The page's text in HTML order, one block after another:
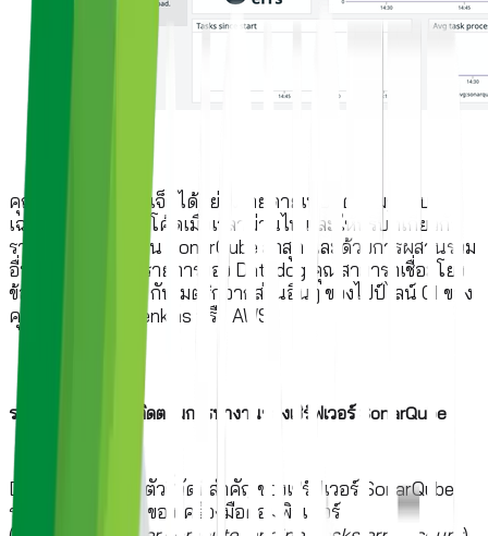
คุณสามารถเพิ่มวิดเจ็ตได้อย่างง่ายดายเพื่อติดตามรูปแบบ
เฉพาะของกิจกรรมโค้ดเมื่อเวลาผ่านไป และให้บริบทเกี่ยวกับ
รายงานเครื่องสแกน SonarQube ล่าสุด และด้วยการผสานรวม
อื่นๆ อีกกว่า 600 รายการของ Datadog คุณสามารถเชื่อมโยง
ข้อมูล SonarQube กับเมตริกจากส่วนอื่นๆ ของไปป์ไลน์ CI ของ
คุณ เช่น บริการ Jenkins หรือ AWS
รวบรวมบันทึกเพื่อติดตามการทำงานของเซิร์ฟเวอร์ SonarQube
Datadog รวบรวมตัวชี้วัดที่สำคัญของเซิร์ฟเวอร์ SonarQube
รวมถึงข้อผิดพลาดของเครื่องมือคอมพิวเตอร์